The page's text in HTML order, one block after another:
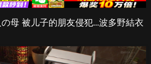
の母 被儿子的朋友侵犯…波多野結衣